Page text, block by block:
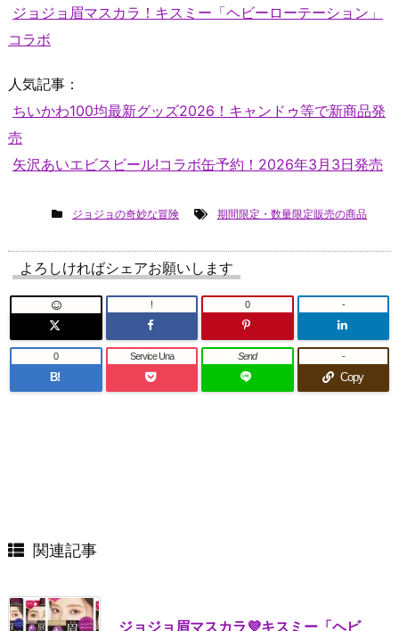
ジョジョ眉マスカラ！キスミー「ヘビーローテーション」
コラボ
人気記事：
ちいかわ100均最新グッズ2026！キャンドゥ等で新商品発
売
矢沢あいエビスビール!コラボ缶予約！2026年3月3日発売
ジョジョの奇妙な冒険 期間限定・数量限定販売の商品
よろしければシェアお願いします
! 0 -
B!
0 Service Una Send
Copy
-
関連記事
ジョジョ眉マスカラ💜キスミー「ヘビ